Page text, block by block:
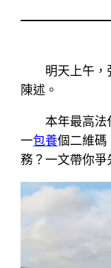
明天上午
陳述。
本年最高法
一包養個二維碼
務？一文帶你爭